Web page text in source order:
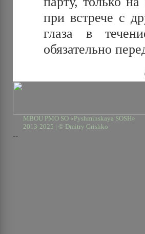
при встрече с
глаза в
обязательно
MBOU PMO SO «Pyshminskaya SOSH»
2013-2025 | © Dmitry Grishko
--